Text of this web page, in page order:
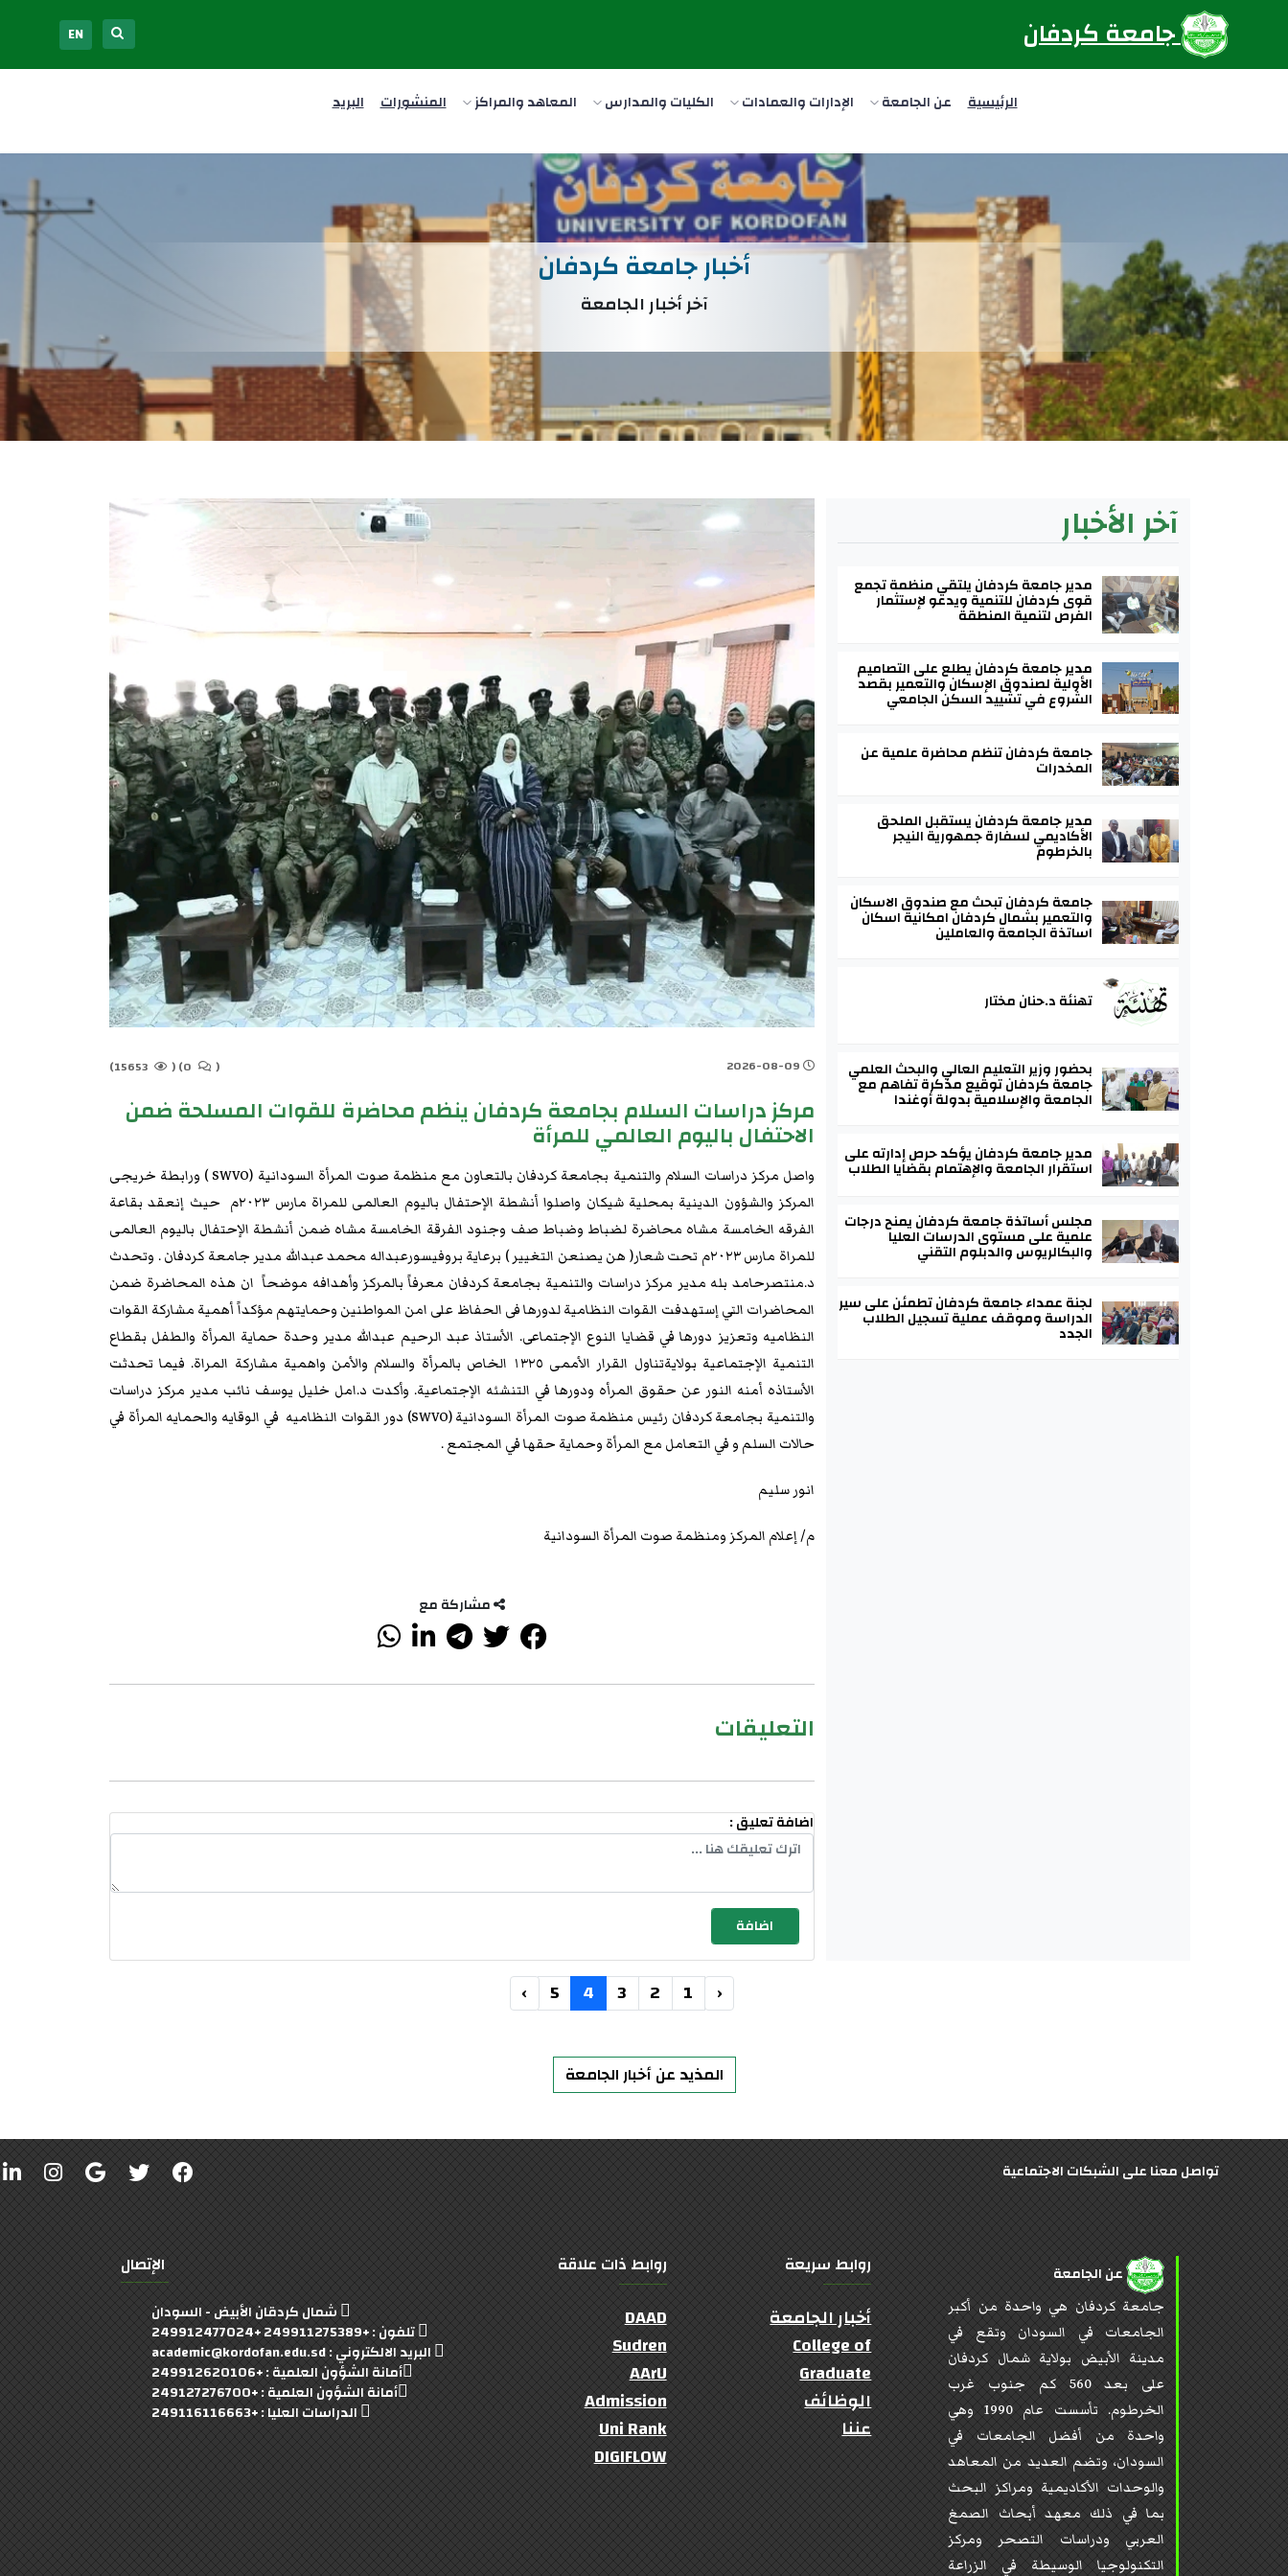
جامعة كردفان EN
الرئيسية عن الجامعة الإدارات والعمادات الكليات والمدارس المعاهد والمراكز المنشورات البريد
أخبار جامعة كردفان
آخر أخبار الجامعة
(
(
مركز دراسات السلام بجامعة كردفان ينظم محاضرة للقوات المسلحة ضمن
الاحتفال باليوم العالمي للمرأة
واصل مركز دراسات السلام والتنمية بجامعة كردفان بالتعاون مع منظمة صوت المرأة السودانية (SWVO ) ورابطة خريجى
المركز والشؤون الدينية بمحلية شيكان واصلوا أنشطة الإحتفال باليوم العالمى للمراة مارس ٢٠٢٣م حيث إنعقد بقاعة
الفرقه الخامسة مشاه محاضرة لضباط وضباط صف وجنود الفرقة الخامسة مشاه ضمن أنشطة الإحتفال باليوم العالمى
للمراة مارس ٢٠٢٣م تحت شعار( هن يصنعن التغيير ) برعاية بروفيسورعبداله محمد عبدالله مدير جامعة كردفان . وتحدث
د.منتصرحامد بله مدير مركز دراسات والتنمية بجامعة كردفان معرفاً بالمركز وأهدافه موضحاً ان هذه المحاضرة ضمن
المحاضرات التي إستهدفت القوات النظامية لدورها فى الحفاظ على امن المواطنين وحمايتهم مؤكداً أهمية مشاركة القوات
النظاميه وتعزيز دورها في قضايا النوع الإجتماعى. الأستاذ عبد الرحيم عبدالله مدير وحدة حماية المرأة والطفل بقطاع
التنمية الإجتماعية بولايةتناول القرار الأممى ١٣٢٥ الخاص بالمرأة والسلام والأمن واهمية مشاركة المراة. فيما تحدثت
الأستاذه أمنه النور عن حقوق المرأه ودورها في التنشئه الإجتماعية. وأكدت د.امل خليل يوسف نائب مدير مركز دراسات
والتنمية بجامعة كردفان رئيس منظمة صوت المرأة السودانية (SWVO) دور القوات النظاميه في الوقايه والحمايه المرأة في
حالات السلم و في التعامل مع المرأة وحماية حقها في المجتمع .
انور سليم
م/ إعلام المركز ومنظمة صوت المرأة السودانية
مشاركة مع
التعليقات
اضافة تعليق :
آخر الأخبار
مدير جامعة كردفان يلتقي منظمة تجمع
قوى كردفان للتنمية ويدعو لإستثمار
الفرص لتنمية المنطقة
مدير جامعة كردفان يطلع على التصاميم
الأولية لصندوق الإسكان والتعمير بقصد
الشروع في تشييد السكن الجامعي
جامعة كردفان تنظم محاضرة علمية عن
المخدرات
مدير جامعة كردفان يستقبل الملحق
الأكاديمي لسفارة جمهورية النيجر
بالخرطوم
جامعة كردفان تبحث مع صندوق الاسكان
والتعمير بشمال كردفان امكانية اسكان
اساتذة الجامعة والعاملين
تهنئة د.حنان مختار
بحضور وزير التعليم العالي والبحث العلمي
جامعة كردفان توقيع مذكرة تفاهم مع
الجامعة والإسلامية بدولة أوغندا
مدير جامعة كردفان يؤكد حرص إدارته على
استقرار الجامعة والإهتمام بقضايا الطلاب
مجلس أساتذة جامعة كردفان يمنح درجات
علمية على مستوى الدرسات العليا
والبكالريوس والدبلوم التقني
لجنة عمداء جامعة كردفان تطمئن على سير
الدراسة وموقف عملية تسجيل الطلاب
الجدد
‹
1
2
3
4
5
›
المذيد عن أخبار الجامعة
تواصل معنا على الشبكات الاجتماعية
عن الجامعة
جامعة كردفان هي واحدة من أكبر
الجامعات في السودان وتقع في
مدينة الأبيض بولاية شمال كردفان
على بعد 560 كم جنوب غرب
الخرطوم. تأسست عام 1990 وهي
واحدة من أفضل الجامعات في
السودان، وتضم العديد من المعاهد
والوحدات الأكاديمية ومراكز البحث
بما في ذلك معهد أبحاث الصمغ
العربي ودراسات التصحر ومركز
التكنولوجيا الوسيطة في الزراعة
روابط سريعة
أخبار الجامعة
College of
Graduate
الوظائف
عننا
روابط ذات علاقة
DAAD
Sudren
AArU
Admission
Uni Rank
DIGIFLOW
الإتصال
شمال كردقان الأبيض - السودان
تلفون : +249911275389 +249912477024
البريد الالكتروني : academic@kordofan.edu.sd
أمانة الشؤون العلمية : +249912620106
أمانة الشؤون العلمية : +249127276700
الدراسات العليا : +249116116663